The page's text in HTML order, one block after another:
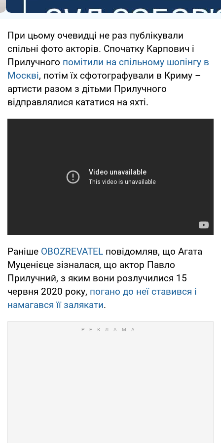
При цьому очевидці не раз публікували
спільні фото акторів. Спочатку Карпович і
Прилучного помітили на спільному шопінгу в
Москві, потім їх сфотографували в Криму –
артисти разом з дітьми Прилучного
відправлялися кататися на яхті.
Раніше OBOZREVATEL повідомляв, що Агата
Муценієце зізналася, що актор Павло
Прилучний, з яким вони розлучилися 15
червня 2020 року, погано до неї ставився і
намагався її залякати.